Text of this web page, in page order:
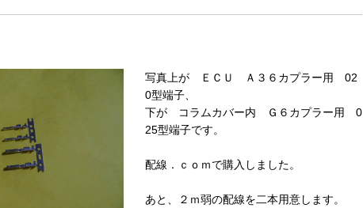
写真上が ＥＣＵ Ａ３６カプラー用 02
0型端子、
下が コラムカバー内 Ｇ６カプラー用 0
25型端子です。
配線．ｃｏｍで購入しました。
あと、２ｍ弱の配線を二本用意します。